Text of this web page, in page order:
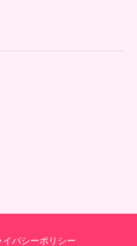
イバシーポリシー